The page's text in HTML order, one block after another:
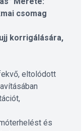
csomag
korrigálására,
eltolódott
és